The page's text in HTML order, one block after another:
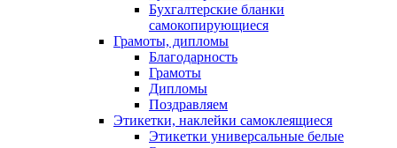
Бухгалтерские бланки
самокопирующиеся
Грамоты, дипломы
Благодарность
Грамоты
Дипломы
Поздравляем
Этикетки, наклейки самоклеящиеся
Этикетки универсальные белые